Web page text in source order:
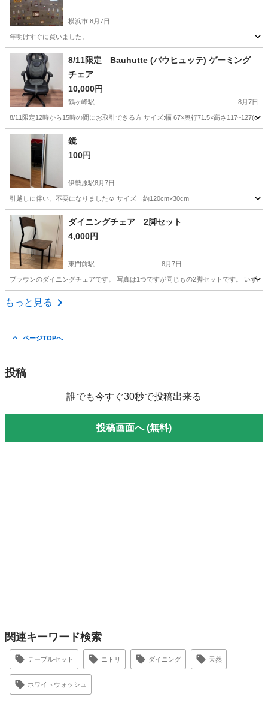
横浜市 8月7日
年明けすぐに買いました。
神奈川 横浜市 ソファ
8/11限定 Bauhutte (バウヒュッテ) ゲーミング
チェア
10,000円
鶴ヶ峰駅 8月7日
8/11限定12時から15時の間にお取引できる方 サイズ:幅 67×奥行71.5×高さ
神奈川 横浜市 鏡
100円
伊勢原駅8月7日
引越しに伴い、不要になりました☺︎ サイズ→約120cm×30cm
神奈川 伊勢原市 伊勢原駅 ミラー/鏡
ダイニングチェア 2脚セット
4,000円
東門前駅 8月7日
ブラウンのダイニングチェアです。 写真は1つですが同じもの2脚セットです。 いず
神奈川 川崎市
もっと見る
ページTOPへ
投稿
誰でも今すぐ30秒で投稿出来る
投稿画面へ (無料)
関連キーワード検索
テーブルセット ニトリ ダイニング 天然
ホワイトウォッシュ